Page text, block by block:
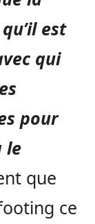
est
qui
pour
le
que
ce